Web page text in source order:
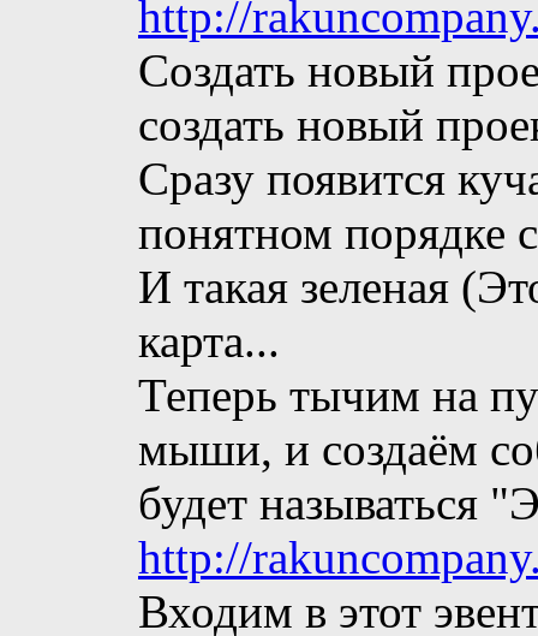
http://
Создать новый
создать новый
Сразу появится
понятном порядке
И такая зеленая
карта...
Теперь тычим на
мыши, и создаём
будет называться
http://
Входим в этот